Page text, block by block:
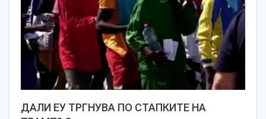
ДАЛИ ЕУ ТРГНУВА ПО СТАПКИТЕ НА